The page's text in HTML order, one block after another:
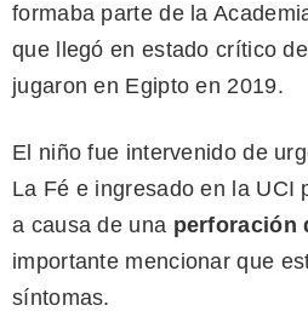
formaba parte de la
que llegó en estado crítico
jugaron en Egipto en 2019.
El niño fue intervenido de
La Fé e ingresado en la UCI
a causa de una perforación
importante mencionar que
síntomas.